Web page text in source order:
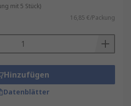
mit 5 Stück)
16,85 €/Packung
Hinzufügen
Datenblätter